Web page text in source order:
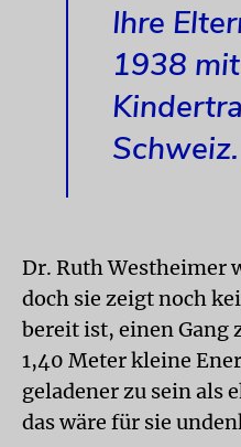
Ihre
1938
Schweiz.
Dr. Ruth Westheimer
doch sie zeigt noch
bereit ist, einen Gang
1,40 Meter kleine
geladener zu sein als
das wäre für sie